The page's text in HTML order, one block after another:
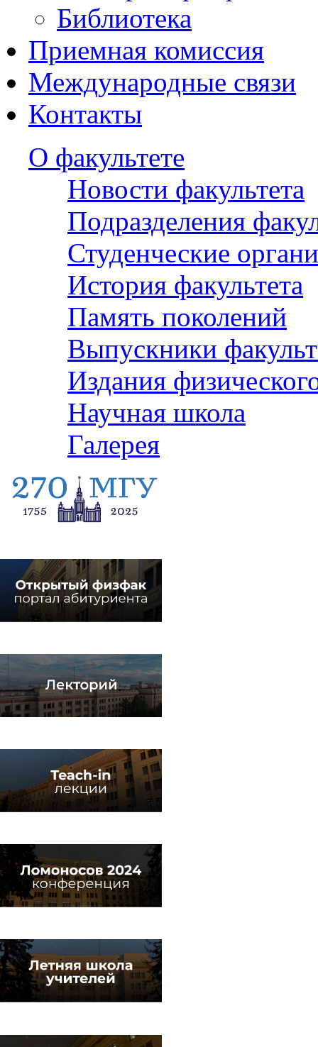
Библиотека
Приемная комиссия
Международные связи
Контакты
О факультете
Новости факультета
Подразделения
Студенческие
История факультета
Память поколений
Выпускники
Издания
Научная школа
Галерея